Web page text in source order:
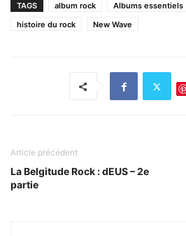
TAGS album rock Albums essentiels
histoire du rock
New Wave
Article précédent
La Belgitude Rock : dEUS – 2e
partie